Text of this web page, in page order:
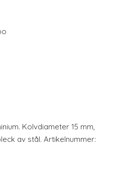
Kolvdiameter 15 mm,
av stål. Artikelnummer: